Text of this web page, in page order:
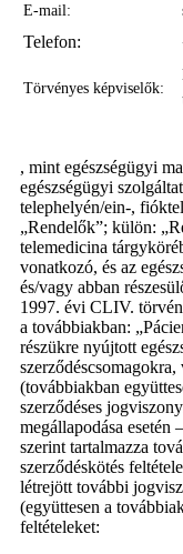
E-mail:
Telefon:
Törvényes képviselők:
, mint egészségügyi
egészségügyi
telephelyén/ein-,
„Rendelők”; külön:
telemedicina
vonatkozó, és az
és/vagy abban
1997. évi CLIV.
a továbbiakban:
részükre nyújtott
(továbbiakban
szerződéses
megállapodása
szerint tartalmazza
szerződéskötés
létrejött további
(együttesen a
feltételeket: